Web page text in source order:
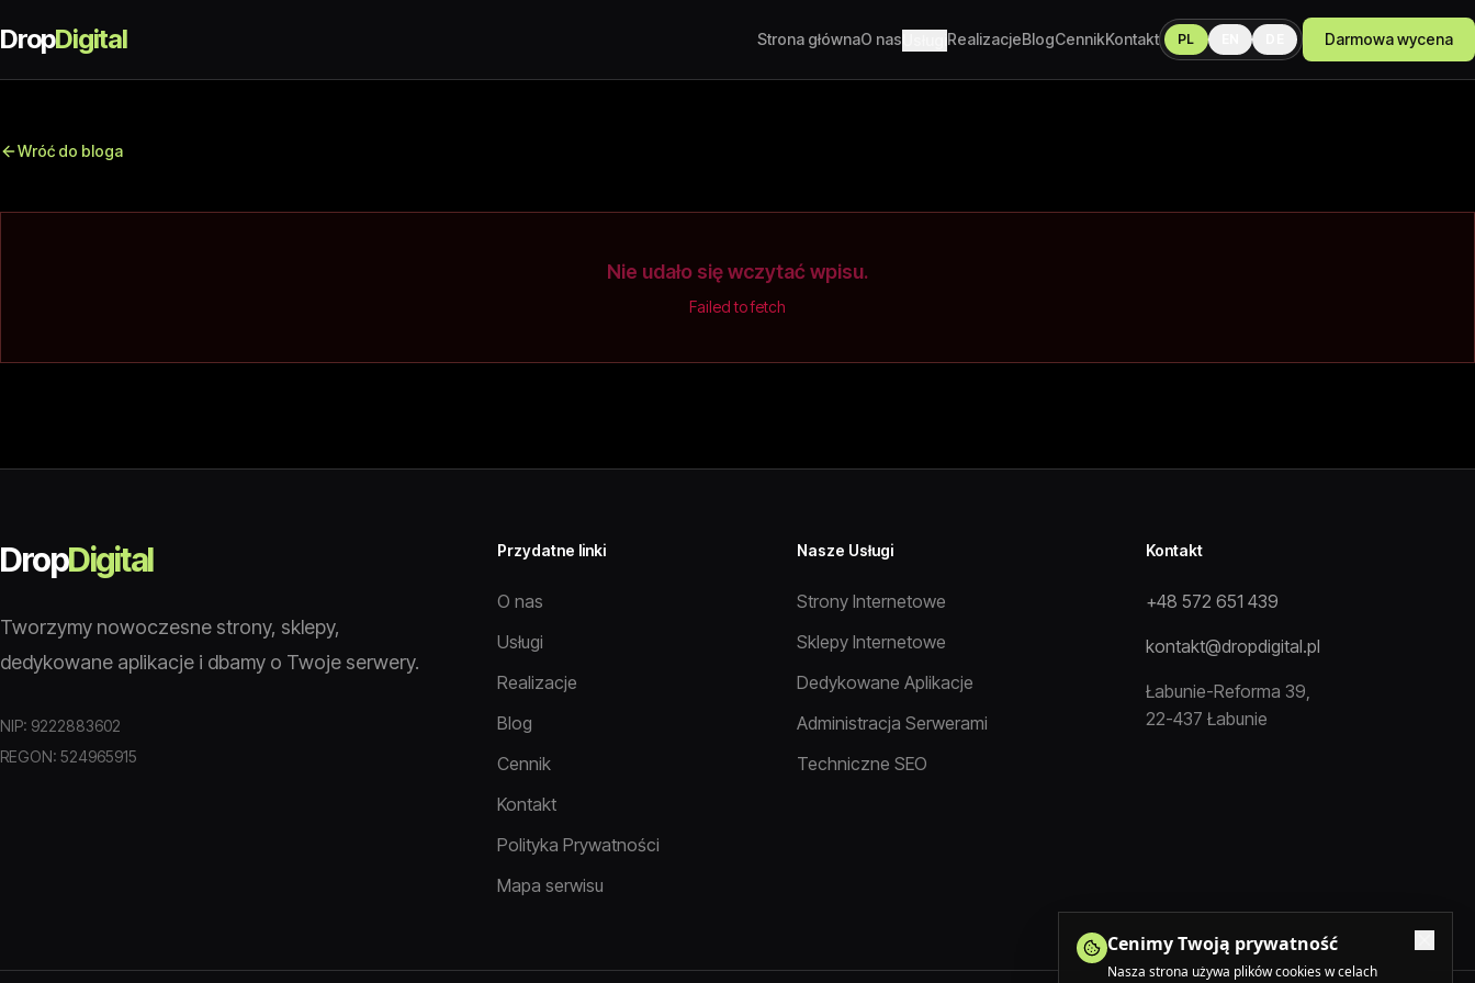
DropDigital Strona głównaO nas RealizacjeBlogCennikKontakt PL Darmowa wycena
Wróć do bloga
Nie udało się wczytać wpisu.
Failed to fetch
DropDigital
Tworzymy nowoczesne strony, sklepy,
dedykowane aplikacje i dbamy o Twoje serwery.
NIP: 9222883602
REGON: 524965915
Przydatne linki
O nas
Usługi
Realizacje
Blog
Cennik
Kontakt
Polityka Prywatności
Mapa serwisu
Nasze Usługi
Strony Internetowe
Sklepy Internetowe
Dedykowane Aplikacje
Administracja Serwerami
Techniczne SEO
Kontakt
+48 572 651 439
kontakt@dropdigital.pl
Łabunie-Reforma 39,
22-437 Łabunie
Cenimy Twoją prywatność
Nasza strona używa plików cookies w celach